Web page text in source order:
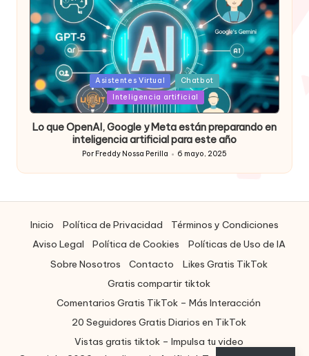
Posted
in
Asistentes Virtual
Chatbot
Inteligencia artificial
Lo que OpenAI, Google y Meta están preparando en
inteligencia artificial para este año
Publicado
por
Por Freddy Nossa Perilla 6 mayo, 2025
Inicio Política de Privacidad
Términos y Condiciones
Aviso Legal
Política de Cookies
Políticas de Uso de IA
Sobre Nosotros
Contacto
Likes Gratis TikTok
Gratis compartir tiktok
Comentarios Gratis TikTok – Más Interacción
20 Seguidores Gratis Diarios en TikTok
Vistas gratis tiktok – Impulsa tu video